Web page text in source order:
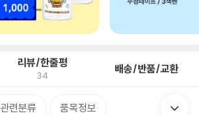
리뷰/한줄평
34 배송/반품/교환
관련분류 품목정보